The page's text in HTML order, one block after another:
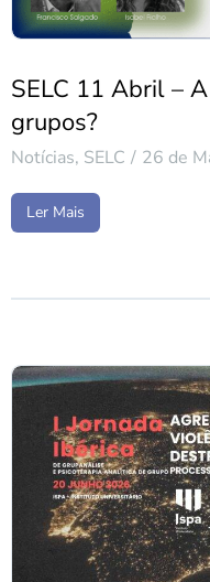
SELC 11 Abril –
grupos?
Notícias, SELC 26 de
Ler Mais